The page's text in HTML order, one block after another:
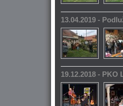
13.04.2019 -
19.12.2018 -